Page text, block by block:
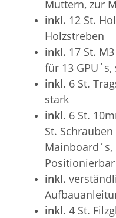
Muttern, zur
inkl. 12 St.
Holzstreben
inkl. 17 St.
für 13
inkl. 6 St.
stark
inkl. 6 St.
St.
Positionierbar
inkl.
inkl. 4 St.